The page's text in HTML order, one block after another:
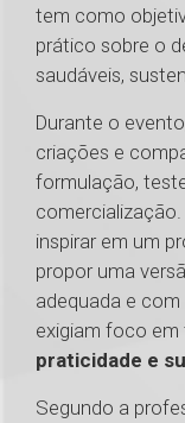
tem como
prático sobre o
saudáveis,
Durante o
criações e
formulação,
inspirar em um
propor uma
adequada e
exigiam foco em
praticidade e
Segundo a